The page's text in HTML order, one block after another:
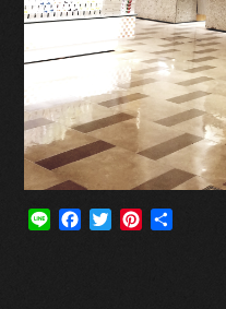
Line Facebook
TwitterPinterest